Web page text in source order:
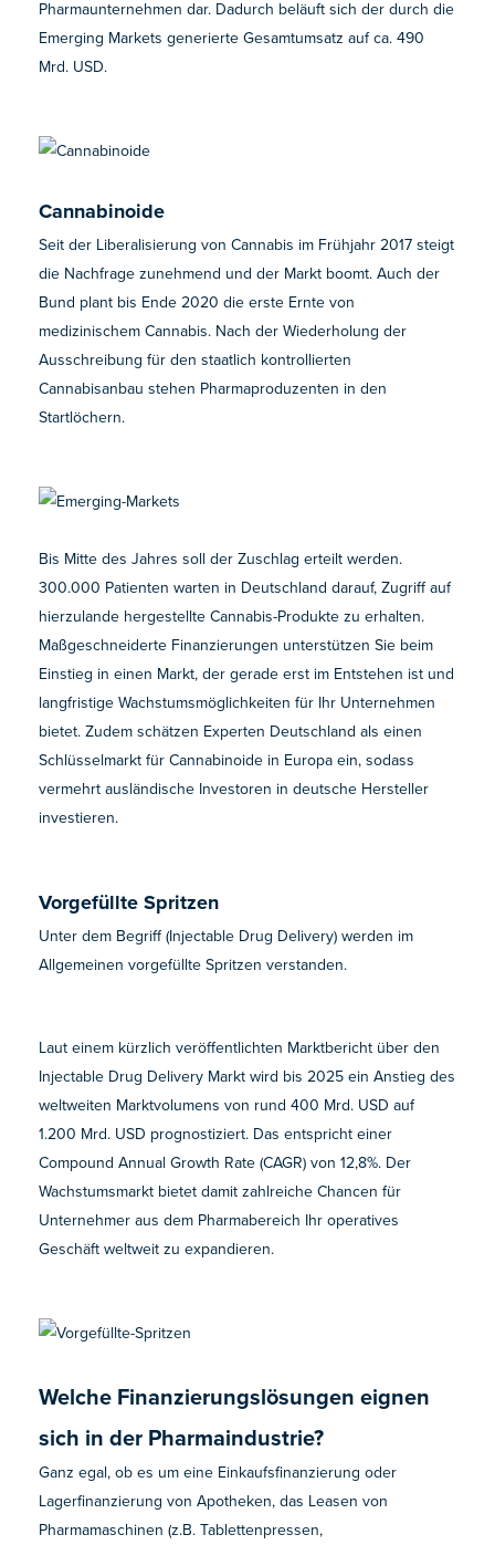
Pharmaunternehmen dar. Dadurch beläuft sich der durch die
Emerging Markets generierte Gesamtumsatz auf ca. 490
Mrd. USD.
Cannabinoide
Seit der Liberalisierung von Cannabis im Frühjahr 2017 steigt
die Nachfrage zunehmend und der Markt boomt. Auch der
Bund plant bis Ende 2020 die erste Ernte von
medizinischem Cannabis. Nach der Wiederholung der
Ausschreibung für den staatlich kontrollierten
Cannabisanbau stehen Pharmaproduzenten in den
Startlöchern.
Bis Mitte des Jahres soll der Zuschlag erteilt werden.
300.000 Patienten warten in Deutschland darauf, Zugriff auf
hierzulande hergestellte Cannabis-Produkte zu erhalten.
Maßgeschneiderte Finanzierungen unterstützen Sie beim
Einstieg in einen Markt, der gerade erst im Entstehen ist und
langfristige Wachstumsmöglichkeiten für Ihr Unternehmen
bietet. Zudem schätzen Experten Deutschland als einen
Schlüsselmarkt für Cannabinoide in Europa ein, sodass
vermehrt ausländische Investoren in deutsche Hersteller
investieren.
Vorgefüllte Spritzen
Unter dem Begriff (Injectable Drug Delivery) werden im
Allgemeinen vorgefüllte Spritzen verstanden.
Laut einem kürzlich veröffentlichten Marktbericht über den
Injectable Drug Delivery Markt wird bis 2025 ein Anstieg des
weltweiten Marktvolumens von rund 400 Mrd. USD auf
1.200 Mrd. USD prognostiziert. Das entspricht einer
Compound Annual Growth Rate (CAGR) von 12,8%. Der
Wachstumsmarkt bietet damit zahlreiche Chancen für
Unternehmer aus dem Pharmabereich Ihr operatives
Geschäft weltweit zu expandieren.
Welche Finanzierungslösungen eignen
sich in der Pharmaindustrie?
Ganz egal, ob es um eine Einkaufsfinanzierung oder
Lagerfinanzierung von Apotheken, das Leasen von
Pharmamaschinen (z.B. Tablettenpressen,